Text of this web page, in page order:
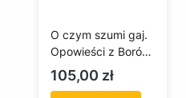
O czym szumi gaj.
Opowieści z Borów
Tucholskich
Cena
105,00 zł